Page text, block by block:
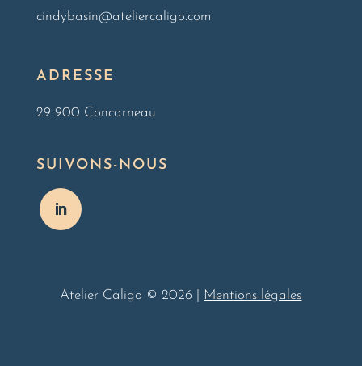
cindybasin@ateliercaligo.com
ADRESSE
29 900 Concarneau
SUIVONS-NOUS
Atelier Caligo © 2026 | Mentions légales